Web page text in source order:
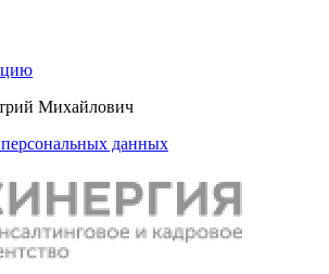
Михайлович
данных